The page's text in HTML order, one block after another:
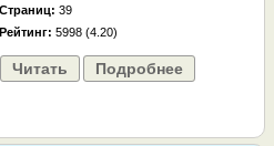
Страниц: 39
Рейтинг: 5998 (4.20)
Читать Подробнее